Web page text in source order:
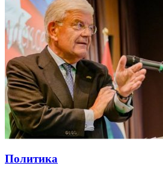
Политика